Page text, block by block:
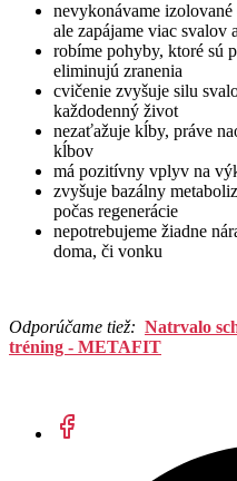
nevykonávame
ale zapájame viac svalov
robíme pohyby, ktoré sú
eliminujú zranenia
cvičenie zvyšuje silu
každodenný život
nezaťažuje kĺby, práve
kĺbov
má pozitívny vplyv na
zvyšuje bazálny
počas regenerácie
nepotrebujeme žiadne
doma, či vonku
Odporúčame tiež: Natrvalo
tréning - METAFIT